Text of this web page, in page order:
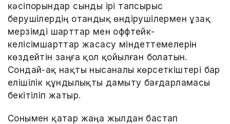
кәсіпорындар сынды ірі тапсырыс
берушілердің отандық өндірушілермен ұзақ
мерзімді шарттар мен оффтейк-
келісімшарттар жасасу міндеттемелерін
көздейтін заңға қол қойылған болатын.
Сондай-ақ нақты нысаналы көрсеткіштері бар
елішілік құндылықты дамыту бағдарламасы
бекітіліп жатыр.
Сонымен қатар жаңа жылдан бастап